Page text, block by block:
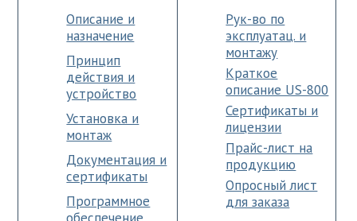
Описание и
назначение
Принцип
действия и
устройство
Установка и
монтаж
Документация и
сертификаты
Программное
Рук-во по
эксплуатац. и
монтажу
Краткое
описание US-800
Сертификаты и
лицензии
Прайс-лист на
продукцию
Опросный лист
для заказа